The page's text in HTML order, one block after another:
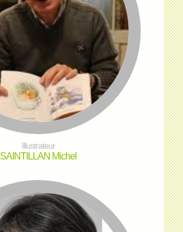
Illustrateur
SAINTILLAN Michel